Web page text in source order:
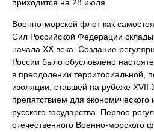
приходится на 28 июля.
Военно-морской флот как
Сил Российской Федерации
начала XX века. Создание
России было обусловлено
в преодолении территориальной,
изоляции, ставшей на рубеже XVII-
препятствием для экономического
русского государства. Первое
отечественного Военно-морского